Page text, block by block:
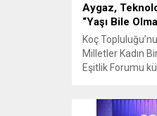
Aygaz,
“Yaşı Bile
Koç
Milletler Kadın
Eşitlik Forumu
eşitliği